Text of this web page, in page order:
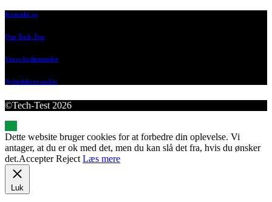
Kontakt os
Om Tech-Test
Vores bedømmelse
Nyhedsbrevsarkiv
©Tech-Test 2026
Dette website bruger cookies for at forbedre din oplevelse. Vi
antager, at du er ok med det, men du kan slå det fra, hvis du ønsker
det.Accepter Reject Læs mere
Luk